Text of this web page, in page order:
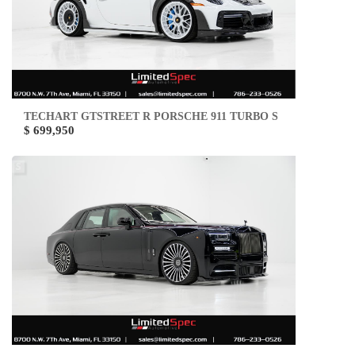
TECHART GTSTREET R PORSCHE 911 TURBO S
$ 699,950